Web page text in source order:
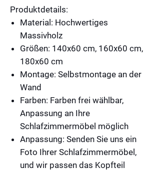
Produktdetails:
Material: Hochwertiges
Massivholz
Größen: 140x60 cm, 160x60 cm,
180x60 cm
Montage: Selbstmontage an der
Wand
Farben: Farben frei wählbar,
Anpassung an Ihre
Schlafzimmermöbel möglich
Anpassung: Senden Sie uns ein
Foto Ihrer Schlafzimmermöbel,
und wir passen das Kopfteil